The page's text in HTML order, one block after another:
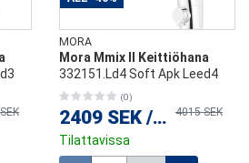
MORA
Mora Mmix II Keittiöhana
332151.Ld4 Soft Apk Leed4
(0)
2409 SEK / kpl4015 SEK
Tilattavissa